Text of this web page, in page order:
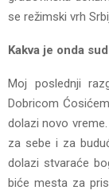
se režimski vrh
Kakva je onda
Moj poslednji
Dobricom
dolazi novo
za sebe i za
dolazi stvaraće
biće mesta za